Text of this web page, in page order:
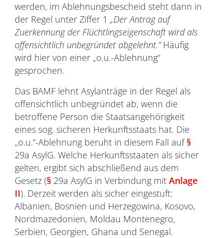
werden, im Ablehnungsbescheid steht dann in
der Regel unter Ziffer 1 „Der Antrag auf
Zuerkennung der Flüchtlingseigenschaft wird als
offensichtlich unbegründet abgelehnt.“Häufig
wird hier von einer „o.u.-Ablehnung“
gesprochen.
Das BAMF lehnt Asylanträge in der Regel als
offensichtlich unbegründet ab, wenn die
betroffene Person die Staatsangehörigkeit
eines sog. sicheren Herkunftsstaats hat. Die
„o.u.“-Ablehnung beruht in diesem Fall auf§
29a AsylG. Welche Herkunftsstaaten als sicher
gelten, ergibt sich abschließend aus dem
Gesetz (§ 29a AsylG in Verbindung mit Anlage
II). Derzeit werden als sicher eingestuft:
Albanien, Bosnien und Herzegowina, Kosovo,
Nordmazedonien, Moldau Montenegro,
Serbien, Georgien, Ghana und Senegal.